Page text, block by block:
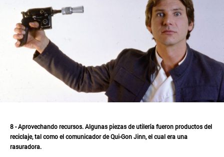
8 - Aprovechando recursos. Algunas piezas de utilería fueron productos del
reciclaje, tal como el comunicador de Qui-Gon Jinn, el cual era una
rasuradora.